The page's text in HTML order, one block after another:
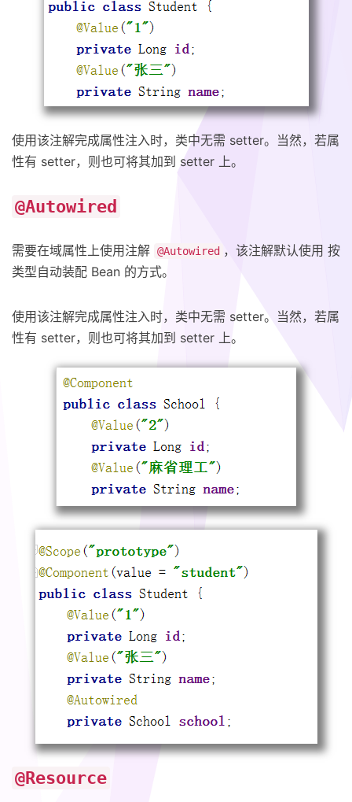
使用该注解完成属性注入时，类中无需 setter。当然，若属
性有 setter，则也可将其加到 setter 上。
@Autowired
需要在域属性上使用注解 @Autowired ，该注解默认使用 按
类型自动装配 Bean 的方式。
使用该注解完成属性注入时，类中无需 setter。当然，若属
性有 setter，则也可将其加到 setter 上。
@Resource